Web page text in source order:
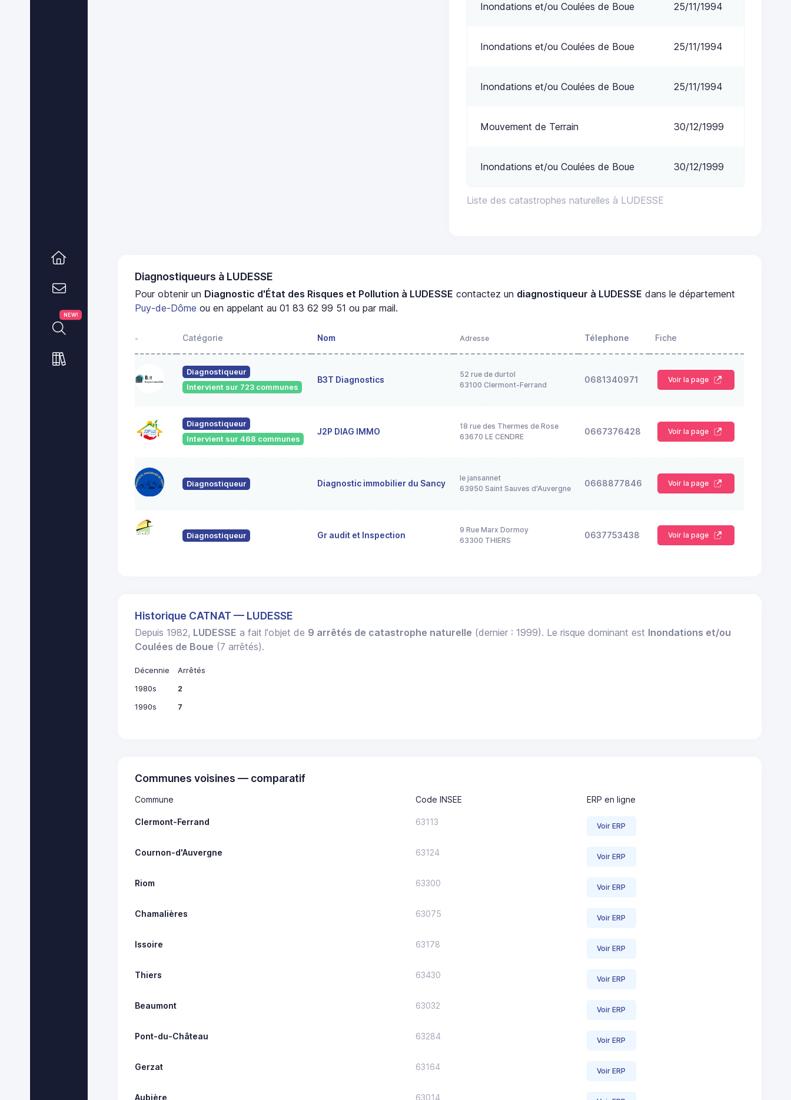
NEW!
Liste des catastrophes naturelles à LUDESSE
Inondations et/ou Coulées de Boue 25/11/1994
Inondations et/ou Coulées de Boue 25/11/1994
Inondations et/ou Coulées de Boue 25/11/1994
Mouvement de Terrain 30/12/1999
Inondations et/ou Coulées de Boue 30/12/1999
Diagnostiqueurs à LUDESSE
Pour obtenir un Diagnostic d'État des Risques et Pollution à LUDESSE contactez un diagnostiqueur à LUDESSE dans le département
Puy-de-Dôme ou en appelant au 01 83 62 99 51 ou par mail.
- Catégorie Nom Adresse Télephone Fiche
Diagnostiqueur
Intervient sur 723 communes
B3T Diagnostics
52 rue de durtol
63100 Clermont-Ferrand
0681340971 Voir la page
Diagnostiqueur
Intervient sur 468 communes
J2P DIAG IMMO
18 rue des Thermes de Rose
63670 LE CENDRE
0667376428 Voir la page
Diagnostiqueur Diagnostic immobilier du Sancy
le jansannet
63950 Saint Sauves d'Auvergne
0668877846 Voir la page
Diagnostiqueur Gr audit et Inspection
9 Rue Marx Dormoy
63300 THIERS
0637753438 Voir la page
Historique CATNAT — LUDESSE
Depuis 1982, LUDESSE a fait l'objet de 9 arrêtés de catastrophe naturelle (dernier : 1999). Le risque dominant est Inondations et/ou
Coulées de Boue (7 arrêtés).
Décennie
Arrêtés
1980s
2
1990s
7
Communes voisines — comparatif
Commune Code INSEE ERP en ligne
Clermont-Ferrand 63113 Voir ERP
Cournon-d'Auvergne 63124 Voir ERP
Riom 63300 Voir ERP
Chamalières 63075 Voir ERP
Issoire 63178 Voir ERP
Thiers 63430 Voir ERP
Beaumont 63032 Voir ERP
Pont-du-Château 63284 Voir ERP
Gerzat 63164 Voir ERP
Aubière 63014